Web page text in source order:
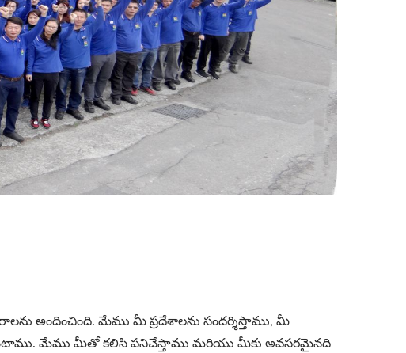
అందించింది. మేము మీ ప్రదేశాలను సందర్శిస్తాము, మీ
మేము మీతో కలిసి పనిచేస్తాము మరియు మీకు అవసరమైనది